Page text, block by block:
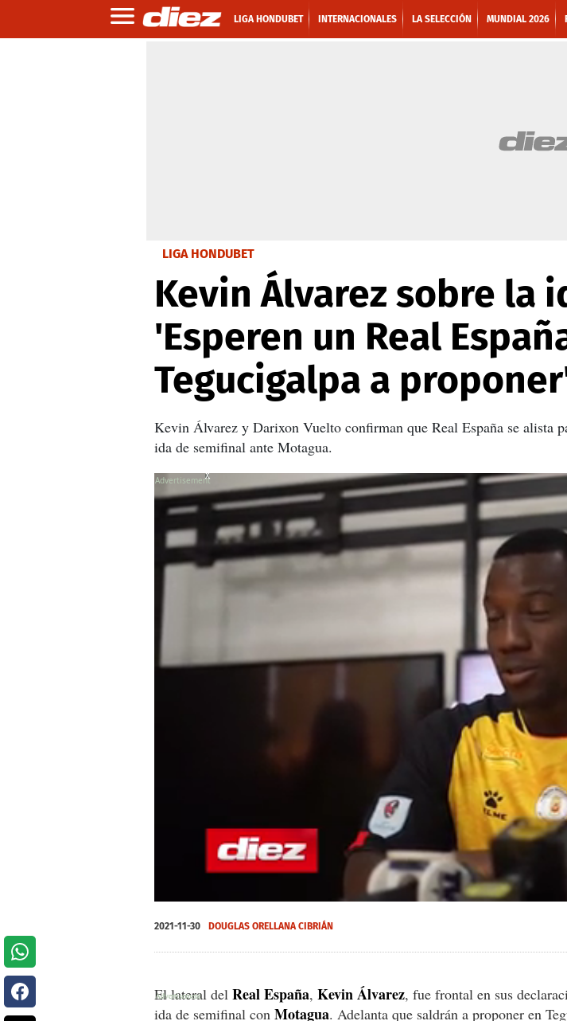
LIGA HONDUBET INTERNACIONALES LA SELECCIÓN MUNDIAL 2026
LIGA HONDUBET
Kevin Álvarez sobre la
'Esperen un Real
Tegucigalpa a
Kevin Álvarez y Darixon Vuelto confirman que Real España se alista
ida de semifinal ante Motagua.
seconds
of
X
X
X
2021-11-30 DOUGLAS ORELLANA CIBRIÁN
El lateral del Real España, Kevin Álvarez, fue frontal en sus
ida de semifinal con Motagua. Adelanta que saldrán a proponer en